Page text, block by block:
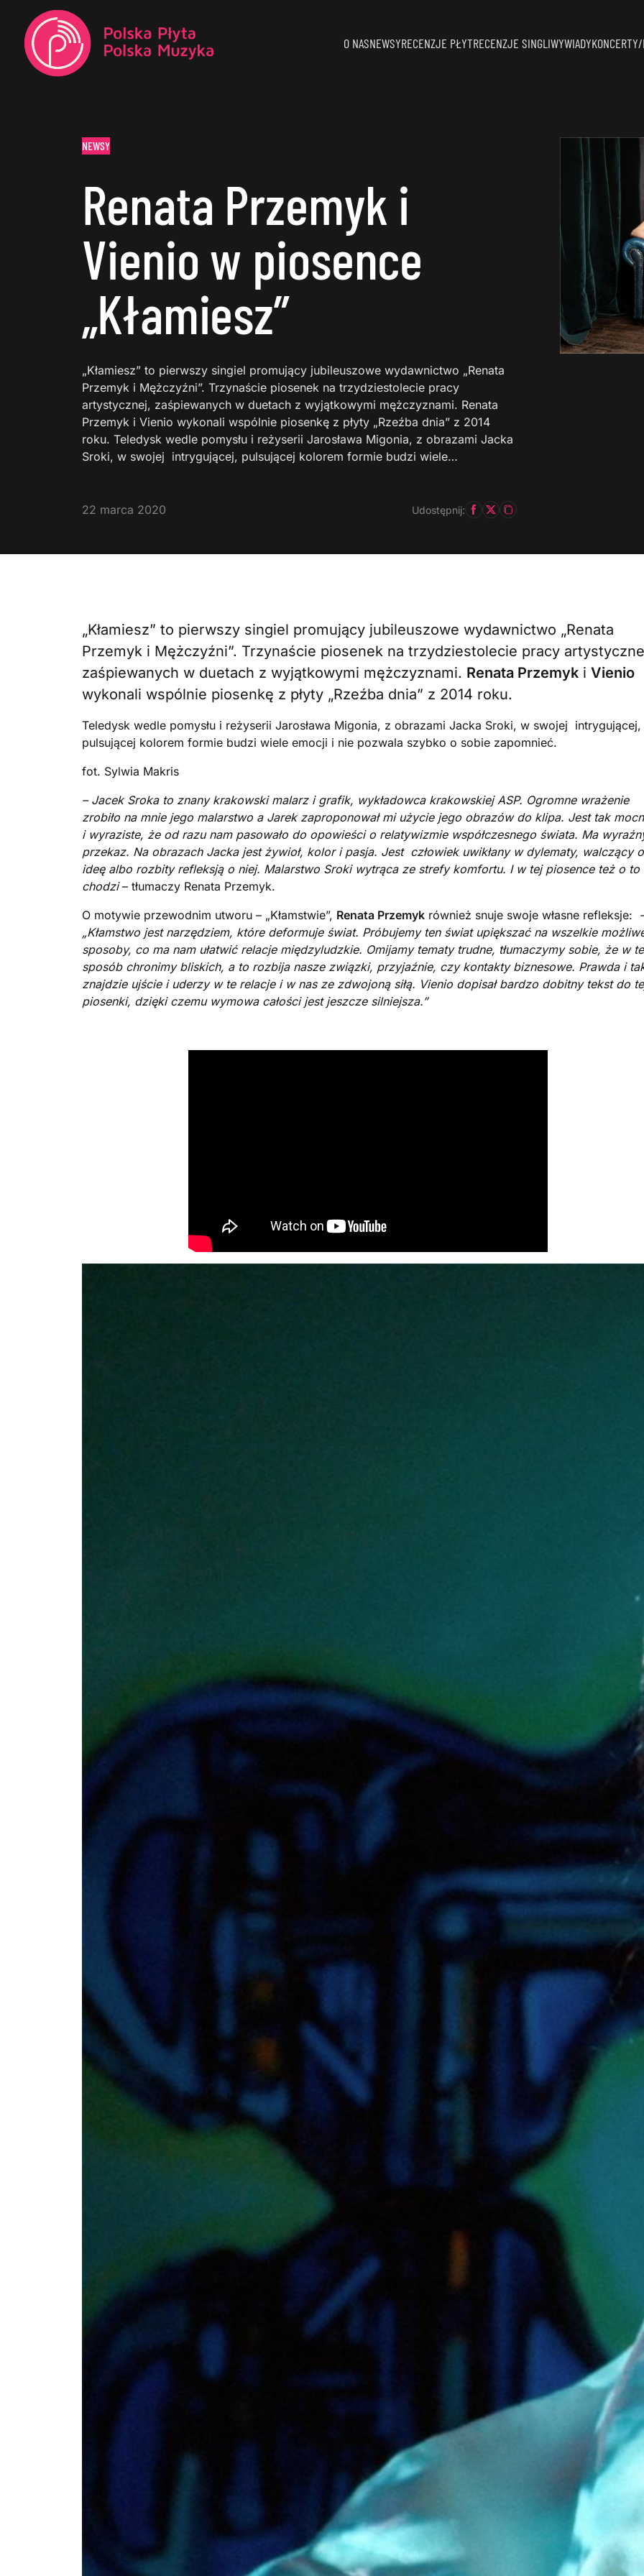
O NASNEWSYRECENZJE PŁYTRECENZJE SINGLIWYWIADY
NEWSY
Renata Przemyk i
Vienio w piosence
„Kłamiesz”
„Kłamiesz” to pierwszy singiel promujący jubileuszowe wydawnictwo „Renata
Przemyk i Mężczyźni”. Trzynaście piosenek na trzydziestolecie pracy
artystycznej, zaśpiewanych w duetach z wyjątkowymi mężczyznami. Renata
Przemyk i Vienio wykonali wspólnie piosenkę z płyty „Rzeźba dnia” z 2014
roku. Teledysk wedle pomysłu i reżyserii Jarosława Migonia, z obrazami Jacka
Sroki, w swojej intrygującej, pulsującej kolorem formie budzi wiele…
22 marca 2020 Udostępnij:
„Kłamiesz” to pierwszy singiel promujący jubileuszowe wydawnictwo „Renata
Przemyk i Mężczyźni”. Trzynaście piosenek na trzydziestolecie pracy
zaśpiewanych w duetach z wyjątkowymi mężczyznami. Renata Przemyk i Vienio
wykonali wspólnie piosenkę z płyty „Rzeźba dnia” z 2014 roku.
Teledysk wedle pomysłu i reżyserii Jarosława Migonia, z obrazami Jacka Sroki, w swojej intrygującej,
pulsującej kolorem formie budzi wiele emocji i nie pozwala szybko o sobie zapomnieć.
fot. Sylwia Makris
– Jacek Sroka to znany krakowski malarz i grafik, wykładowca krakowskiej ASP. Ogromne wrażenie
zrobiło na mnie jego malarstwo a Jarek zaproponował mi użycie jego obrazów do klipa. Jest tak
i wyraziste, że od razu nam pasowało do opowieści o relatywizmie współczesnego świata. Ma
przekaz. Na obrazach Jacka jest żywioł, kolor i pasja. Jest człowiek uwikłany w dylematy, walczący o
ideę albo rozbity refleksją o niej. Malarstwo Sroki wytrąca ze strefy komfortu. I w tej piosence też o to
chodzi– tłumaczy Renata Przemyk.
O motywie przewodnim utworu – „Kłamstwie”, Renata Przemyk również snuje swoje własne refleksje:
„Kłamstwo jest narzędziem, które deformuje świat. Próbujemy ten świat upiększać na wszelkie
sposoby, co ma nam ułatwić relacje międzyludzkie. Omijamy tematy trudne, tłumaczymy sobie, że w
sposób chronimy bliskich, a to rozbija nasze związki, przyjaźnie, czy kontakty biznesowe. Prawda i
znajdzie ujście i uderzy w te relacje i w nas ze zdwojoną siłą. Vienio dopisał bardzo dobitny tekst do
piosenki, dzięki czemu wymowa całości jest jeszcze silniejsza.”